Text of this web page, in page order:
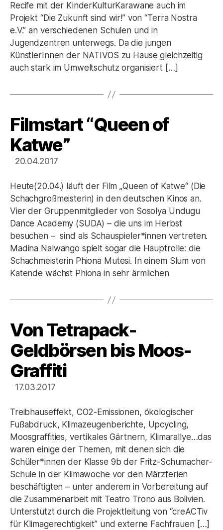
Recife mit der KinderKulturKarawane auch im
Projekt “Die Zukunft sind wir!” von “Terra Nostra
e.V.” an verschiedenen Schulen und in
Jugendzentren unterwegs. Da die jungen
KünstlerInnen der NATIVOS zu Hause gleichzeitig
auch stark im Umweltschutz organisiert […]
Kategorien
Filmstart “Queen of
Katwe”
20.04.2017
Heute(20.04.) läuft der Film „Queen of Katwe“ (Die
Schachgroßmeisterin) in den deutschen Kinos an.
Vier der Gruppenmitglieder von Sosolya Undugu
Dance Academy (SUDA) – die uns im Herbst
besuchen – sind als Schauspieler*innen vertreten.
Madina Nalwango spielt sogar die Hauptrolle: die
Schachmeisterin Phiona Mutesi. In einem Slum von
Katende wächst Phiona in sehr ärmlichen
Kategorien
Von Tetrapack-
Geldbörsen bis Moos-
Graffiti
17.03.2017
Treibhauseffekt, CO2-Emissionen, ökologischer
Fußabdruck, Klimazeugenberichte, Upcycling,
Moosgraffities, vertikales Gärtnern, Klimarallye…das
waren einige der Themen, mit denen sich die
Schüler*innen der Klasse 9b der Fritz-Schumacher-
Schule in der Klimawoche vor den Märzferien
beschäftigten – unter anderem in Vorbereitung auf
die Zusammenarbeit mit Teatro Trono aus Bolivien.
Unterstützt durch die Projektleitung von “creACTiv
für Klimagerechtigkeit” und externe Fachfrauen […]